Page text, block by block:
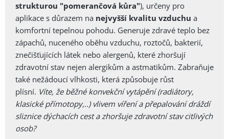
strukturou "pomerančová kůra"), určeny pro
aplikace s důrazem na nejvyšší kvalitu vzduchu a
komfortní tepelnou pohodu. Generuje zdravé teplo bez
zápachů, nuceného oběhu vzduchu, roztočů, bakterií,
znečišťujících látek nebo alergenů, které zhoršují
zdravotní stav nejen alergikům a astmatikům. Zabraňuje
také nežádoucí vlhkosti, která způsobuje růst
plísní. Víte, že běžné konvekční vytápění (radiátory,
klasické přímotopy,..) vlivem víření a přepalování dráždí
sliznice dýchacích cest a zhoršuje zdravotní stav citlivých
osob?